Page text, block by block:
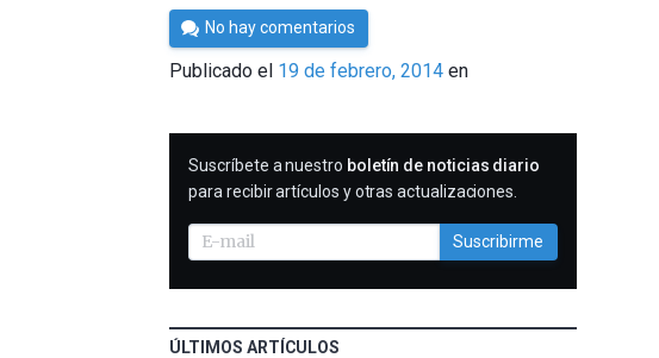
Por
César
Tomé
No hay comentarios
Publicado el 19 de febrero, 2014 en
SUSCRIBIRME
Suscríbete a nuestro boletín de noticias diario
para recibir artículos y otras actualizaciones.
Suscribirme
ÚLTIMOS ARTÍCULOS